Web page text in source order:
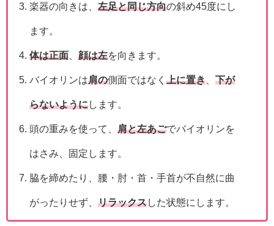
楽器の向きは、左足と同じ方向の斜め45度にし
ます。
体は正面 、顔は左を向きます。
バイオリンは肩の側面ではなく上に置き 、下が
らないようにします。
頭の重みを使って、肩と左あごでバイオリンを
はさみ、固定します。
脇を締めたり、腰・肘・首・手首が不自然に曲
がったりせず、リラックスした状態にします。